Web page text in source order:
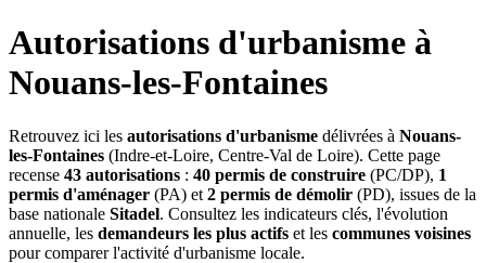
Autorisations d'urbanisme à
Nouans-les-Fontaines
Retrouvez ici les autorisations d'urbanisme délivrées à Nouans-
les-Fontaines (Indre-et-Loire, Centre-Val de Loire). Cette page
recense 43 autorisations : 40 permis de construire (PC/DP), 1
permis d'aménager (PA) et 2 permis de démolir (PD), issues de la
base nationale Sitadel. Consultez les indicateurs clés, l'évolution
annuelle, les demandeurs les plus actifs et les communes voisines
pour comparer l'activité d'urbanisme locale.